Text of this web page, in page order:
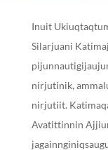
Inuit
Silarjuani
nirjutinik,
nirjutiit.
Avatittinnin